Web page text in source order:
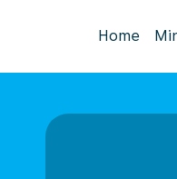
Home